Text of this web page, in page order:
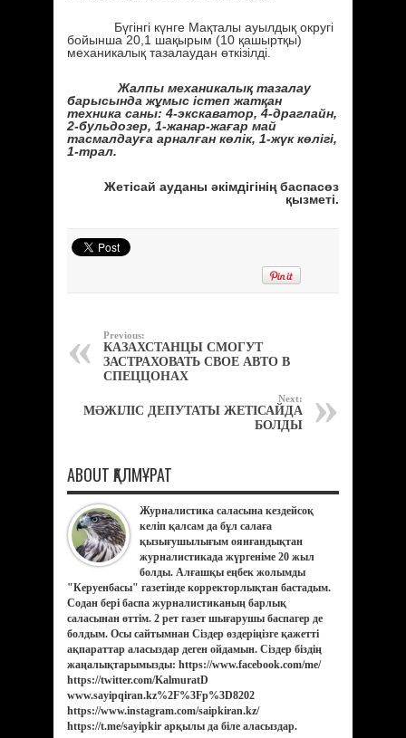
Бүгінгі күнге Мақталы ауылдық округі
бойынша 20,1 шақырым (10 қашыртқы)
механикалық тазалаудан өткізілді.
Жалпы механикалық тазалау
барысында жұмыс істеп жатқан
техника саны: 4-экскаватор, 4-драглайн,
2-бульдозер, 1-жанар-жағар май
тасмалдауға арналған көлік, 1-жүк көлігі,
1-трал.
Жетісай ауданы әкімдігінің баспасөз
қызметі.
Previous:
КАЗАХСТАНЦЫ СМОГУТ
ЗАСТРАХОВАТЬ СВОЕ АВТО В
СПЕЦЦОНАХ
Next:
МӘЖІЛІС ДЕПУТАТЫ ЖЕТІСАЙДА
БОЛДЫ
ABOUT ҚАЛМҰРАТ
Журналистика саласына кездейсоқ
келіп қалсам да бұл салаға
қызығушылығым оянғандықтан
журналистикада жүргеніме 20 жыл
болды. Алғашқы еңбек жолымды
"Керуенбасы" газетінде корректорлықтан бастадым.
Содан бері баспа журналистиканың барлық
саласынан өттім. 2 рет газет шығарушы баспагер де
болдым. Осы сайтымнан Сіздер өздеріңізге қажетті
ақпараттар аласыздар деген ойдамын. Сіздер біздің
жаңалықтарымызды: https://www.facebook.com/me/
https://twitter.com/KalmuratD
www.sayipqiran.kz%2F%3Fp%3D8202
https://www.instagram.com/saipkiran.kz/
https://t.me/sayipkir арқылы да біле аласыздар.